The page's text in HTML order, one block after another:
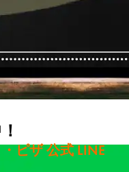
ピザ 公式 LINE